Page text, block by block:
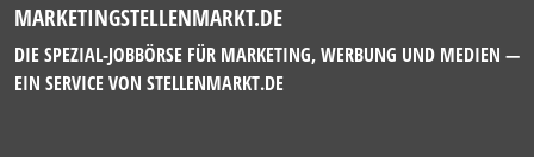
MARKETINGSTELLENMARKT.DE
DIE SPEZIAL-JOBBÖRSE FÜR MARKETING, WERBUNG UND MEDIEN —
EIN SERVICE VON STELLENMARKT.DE